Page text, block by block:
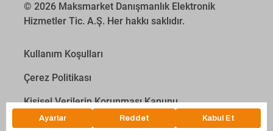
© 2026 Maksmarket Danışmanlık Elektronik
Hizmetler Tic. A.Ş. Her hakkı saklıdır.
Kullanım Koşulları
Çerez Politikası
Kişisel Verilerin Korunması Kanunu
İletişim Aydınlatma Metni